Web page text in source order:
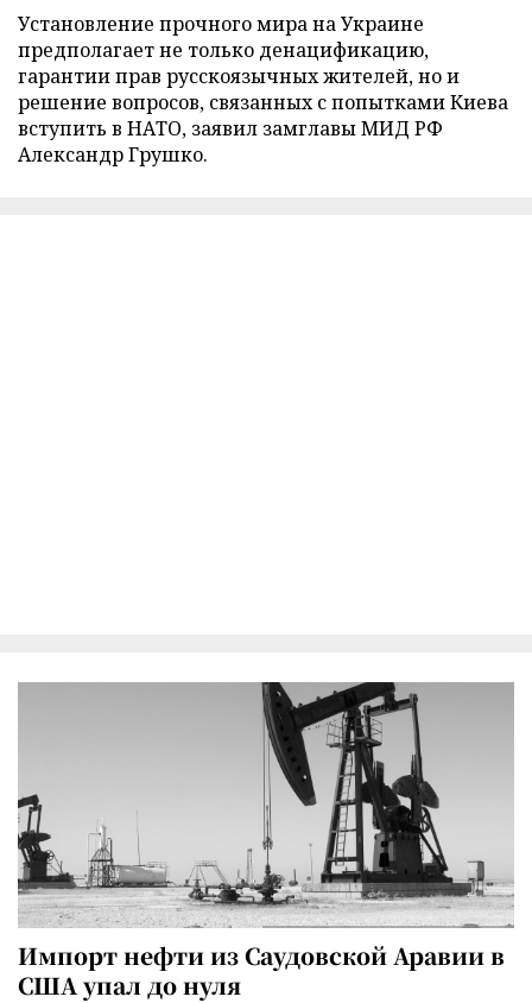
Установление прочного мира на Украине
предполагает не только денацификацию,
гарантии прав русскоязычных жителей, но и
решение вопросов, связанных с попытками Киева
вступить в НАТО, заявил замглавы МИД РФ
Александр Грушко.
Импорт нефти из Саудовской Аравии в
США упал до нуля